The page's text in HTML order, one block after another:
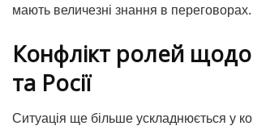
мають величезні знання в переговорах.
Конфлікт ролей щодо
та Росії
Ситуація ще більше ускладнюється у